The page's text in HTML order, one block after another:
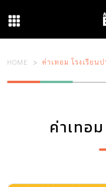
HOME ค่าเทอม โรงเรียนป
ค่าเทอ